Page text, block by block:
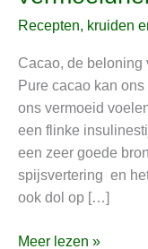
Recepten, kruiden
Cacao, de beloning
Pure cacao kan
ons vermoeid
een flinke
een zeer goede
spijsvertering en
ook dol op […]
maar
imitatiechocolade
Meer lezen »